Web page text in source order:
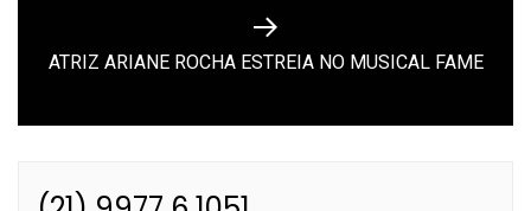
Next
ATRIZ ARIANE ROCHA ESTREIA NO MUSICAL FAME